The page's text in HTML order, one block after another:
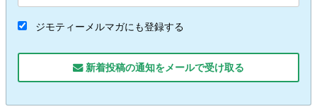
ジモティーメルマガにも登録する
新着投稿の通知をメールで受け取る